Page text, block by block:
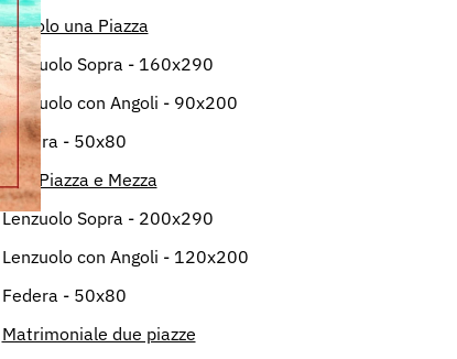
Singolo una Piazza
Lenzuolo Sopra - 160x290
Lenzuolo con Angoli - 90x200
Federa - 50x80
Una Piazza e Mezza
Lenzuolo Sopra - 200x290
Lenzuolo con Angoli - 120x200
Federa - 50x80
Matrimoniale due piazze